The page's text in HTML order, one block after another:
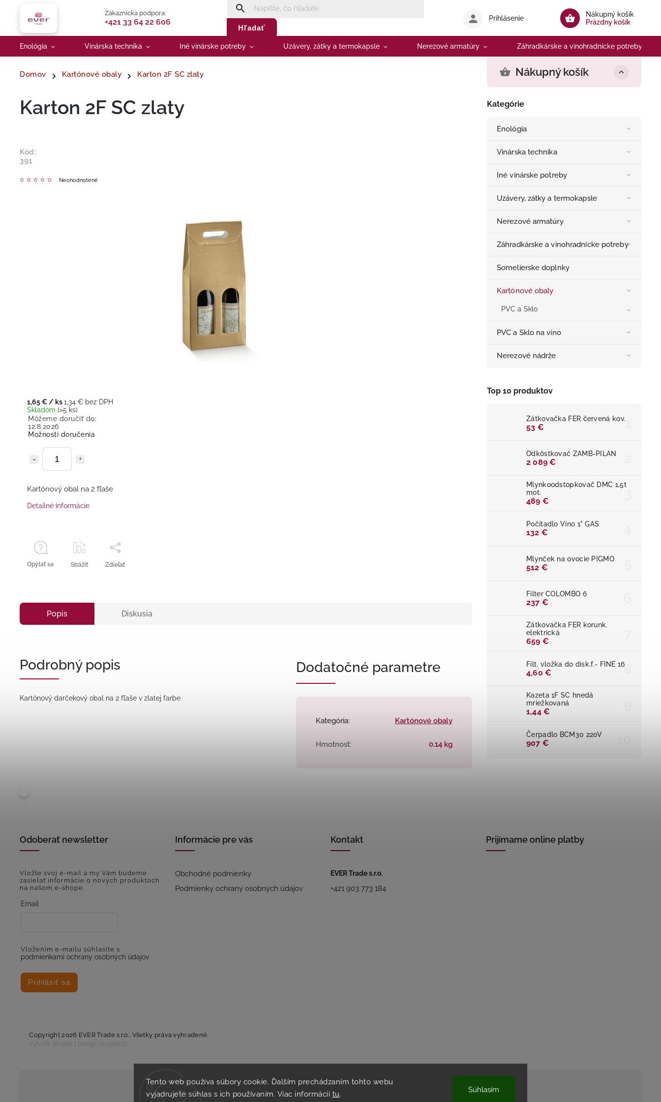
Tento web používa súbory cookie. Ďalším prechádzaním tohto webu
vyjadrujete súhlas s ich používaním. Viac informácií tu. Súhlasím
Zákaznícka podpora:
+421 33 64 22 606
Hľadať
Nákupný košík
Prázdny košík
Prihlásenie
Enológia Vinárska technika Iné vinárske potreby Uzávery, zátky a termokapsle Nerezové armatúry Záhradkárske a vinohradnícke potreby
Domov Kartónové obaly Karton 2F SC zlaty Nákupný košík
Kategórie
Enológia
Vinárska technika
Iné vinárske potreby
Uzávery, zátky a termokapsle
Nerezové armatúry
Záhradkárske a vinohradnícke potreby
Somelierske doplnky
Kartónové obaly
PVC a Sklo
PVC a Sklo na víno
Nerezové nádrže
Top 10 produktov
Zátkovačka FER červená kov.
53 €
Odkôstkovač ZAMB-PILAN
2 089 €
Mlynkoodstopkovač DMC 1,5t
mot.
489 €
Počítadlo Víno 1" GAS
132 €
Mlynček na ovocie PIGMO
512 €
Filter COLOMBO 6
237 €
Zátkovačka FER korunk.
elektrická
659 €
Filt. vložka do disk.f.- FINE 16
4,60 €
Kazeta 1F SC hnedá
mriežkovaná
1,44 €
Čerpadlo BCM30 220V
907 €
Karton 2F SC zlaty
Kód:
391
Neohodnotené
1,65 € / ks1,34 € bez DPH
Skladom (>5 ks)
Môžeme doručiť do:
12.8.2026
Možnosti doručenia
Kartónový obal na 2 fľaše
Detailné informácie
Opýtať sa Strážiť Zdieľať
Popis Diskusia
Podrobný popis
Kartónový darčekový obal na 2 fľaše v zlatej farbe
Dodatočné parametre
Kategória: Kartónové obaly
Hmotnosť: 0.14 kg
Odoberať newsletter
Vložte svoj e-mail a my Vám budeme
zasielať informácie o nových produktoch
na našom e-shope.
Email
Vložením e-mailu súhlasíte s
podmienkami ochrany osobných údajov
Prihlásiť sa
Informácie pre vás
Obchodné podmienky
Podmienky ochrany osobných údajov
Kontakt
EVER Trade s.r.o.
+421 903 773 184
Prijímame online platby
Copyright 2026 EVER Trade s.r.o.. Všetky práva vyhradené.
Vytvořil Shoptet | Design Shoptak.cz